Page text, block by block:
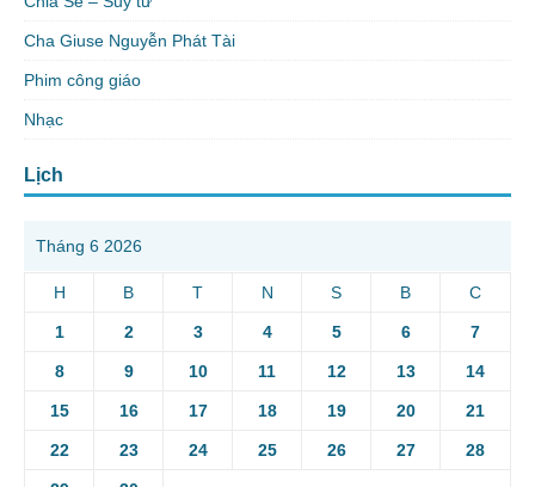
Cha Giuse Nguyễn Phát Tài
Phim công giáo
Nhạc
Lịch
Tháng 6 2026
H B T N S B C
1 2 3 4 5 6 7
8 9 10 11 12 13 14
15 16 17 18 19 20 21
22 23 24 25 26 27 28